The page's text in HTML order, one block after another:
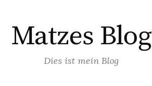
Matzes Blog
Dies ist mein Blog